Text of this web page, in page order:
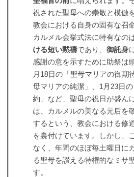
祝された聖母への崇敬と模倣
教会における自身の固有な召
カルメル会挙式法に特有なの
ける短い黙禱であり、 御託身
感謝の意を示すために助祭は
月18日の「聖母マリアの御期
母マリアの純潔」、1月23日
約」など、聖母の祝日が盛ん
は、カルメルの美なる元后を
するという、教会における修
を裏付けています。しかし、
なく、年間のほぼ毎土曜日に
る聖母を讃える特権的なミサ
す。